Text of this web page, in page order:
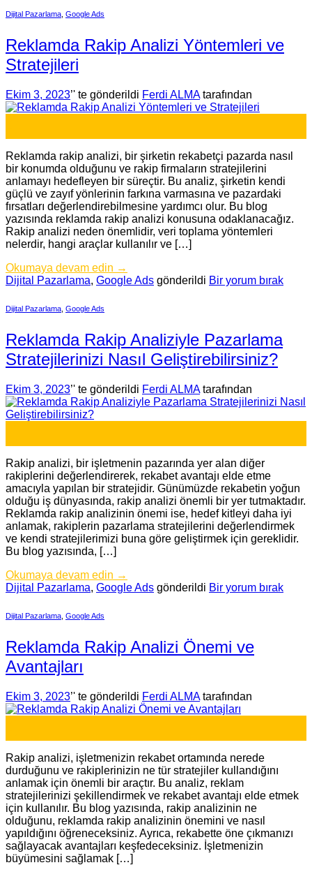
Dijital Pazarlama Google Ads
Reklamda Rakip Analizi Yöntemleri ve
Stratejileri
Ekim 3, 2023’' te gönderildi Ferdi ALMAtarafından
Reklamda rakip analizi, bir şirketin rekabetçi pazarda nasıl
bir konumda olduğunu ve rakip firmaların stratejilerini
anlamayı hedefleyen bir süreçtir. Bu analiz, şirketin kendi
güçlü ve zayıf yönlerinin farkına varmasına ve pazardaki
fırsatları değerlendirebilmesine yardımcı olur. Bu blog
yazısında reklamda rakip analizi konusuna odaklanacağız.
Rakip analizi neden önemlidir, veri toplama yöntemleri
nelerdir, hangi araçlar kullanılır ve […]
Okumaya devam edin →
Dijital Pazarlama, Google Ads gönderildi Bir yorum bırak
Dijital Pazarlama Google Ads
Reklamda Rakip Analiziyle Pazarlama
Stratejilerinizi Nasıl Geliştirebilirsiniz?
Ekim 3, 2023’' te gönderildi Ferdi ALMAtarafından
Rakip analizi, bir işletmenin pazarında yer alan diğer
rakiplerini değerlendirerek, rekabet avantajı elde etme
amacıyla yapılan bir stratejidir. Günümüzde rekabetin yoğun
olduğu iş dünyasında, rakip analizi önemli bir yer tutmaktadır.
Reklamda rakip analizinin önemi ise, hedef kitleyi daha iyi
anlamak, rakiplerin pazarlama stratejilerini değerlendirmek
ve kendi stratejilerimizi buna göre geliştirmek için gereklidir.
Bu blog yazısında, […]
Okumaya devam edin →
Dijital Pazarlama, Google Ads gönderildi Bir yorum bırak
Dijital Pazarlama Google Ads
Reklamda Rakip Analizi Önemi ve
Avantajları
Ekim 3, 2023’' te gönderildi Ferdi ALMAtarafından
Rakip analizi, işletmenizin rekabet ortamında nerede
durduğunu ve rakiplerinizin ne tür stratejiler kullandığını
anlamak için önemli bir araçtır. Bu analiz, reklam
stratejilerinizi şekillendirmek ve rekabet avantajı elde etmek
için kullanılır. Bu blog yazısında, rakip analizinin ne
olduğunu, reklamda rakip analizinin önemini ve nasıl
yapıldığını öğreneceksiniz. Ayrıca, rekabette öne çıkmanızı
sağlayacak avantajları keşfedeceksiniz. İşletmenizin
büyümesini sağlamak […]